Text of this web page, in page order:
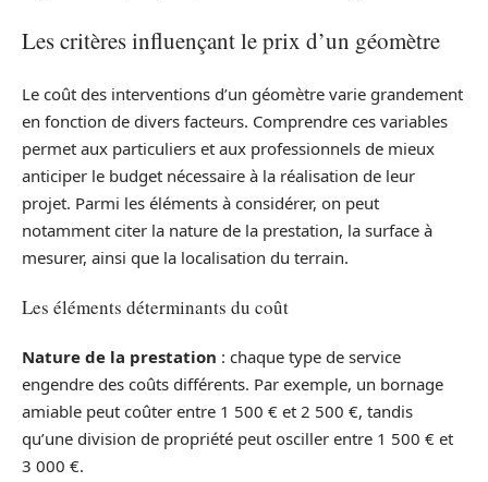
Les critères influençant le prix d’un géomètre
Le coût des interventions d’un géomètre varie grandement
en fonction de divers facteurs. Comprendre ces variables
permet aux particuliers et aux professionnels de mieux
anticiper le budget nécessaire à la réalisation de leur
projet. Parmi les éléments à considérer, on peut
notamment citer la nature de la prestation, la surface à
mesurer, ainsi que la localisation du terrain.
Les éléments déterminants du coût
Nature de la prestation : chaque type de service
engendre des coûts différents. Par exemple, un bornage
amiable peut coûter entre 1 500 € et 2 500 €, tandis
qu’une division de propriété peut osciller entre 1 500 € et
3 000 €.